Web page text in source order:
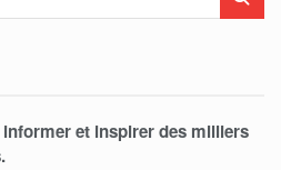
et inspirer des milliers